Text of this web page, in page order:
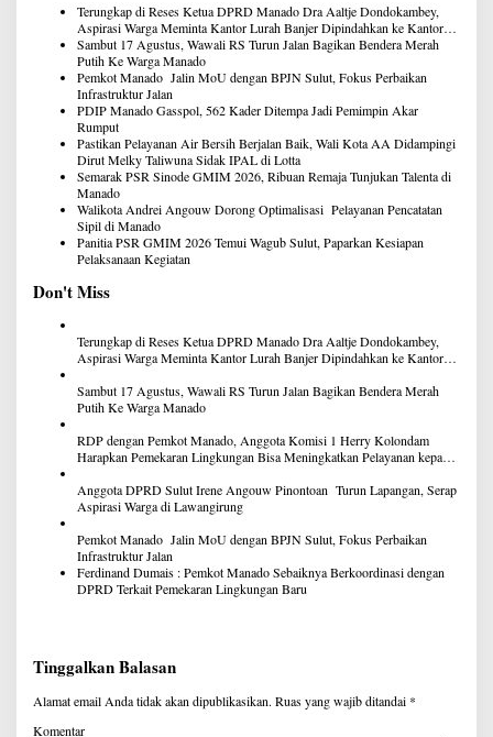
Terungkap di Reses Ketua DPRD Manado Dra Aaltje Dondokambey,
Aspirasi Warga Meminta Kantor Lurah Banjer Dipindahkan ke Kantor
DLH Manado
Sambut 17 Agustus, Wawali RS Turun Jalan Bagikan Bendera Merah
Putih Ke Warga Manado
Pemkot Manado Jalin MoU dengan BPJN Sulut, Fokus Perbaikan
Infrastruktur Jalan
PDIP Manado Gasspol, 562 Kader Ditempa Jadi Pemimpin Akar
Rumput
Pastikan Pelayanan Air Bersih Berjalan Baik, Wali Kota AA Didampingi
Dirut Melky Taliwuna Sidak IPAL di Lotta
Semarak PSR Sinode GMIM 2026, Ribuan Remaja Tunjukan Talenta di
Manado
Walikota Andrei Angouw Dorong Optimalisasi Pelayanan Pencatatan
Sipil di Manado
Panitia PSR GMIM 2026 Temui Wagub Sulut, Paparkan Kesiapan
Pelaksanaan Kegiatan
Don't Miss
Terungkap di Reses Ketua DPRD Manado Dra Aaltje Dondokambey,
Aspirasi Warga Meminta Kantor Lurah Banjer Dipindahkan ke Kantor
Sambut 17 Agustus, Wawali RS Turun Jalan Bagikan Bendera Merah
Putih Ke Warga Manado
RDP dengan Pemkot Manado, Anggota Komisi 1 Herry Kolondam
Harapkan Pemekaran Lingkungan Bisa Meningkatkan Pelayanan kepada
Anggota DPRD Sulut Irene Angouw Pinontoan Turun Lapangan, Serap
Aspirasi Warga di Lawangirung
Pemkot Manado Jalin MoU dengan BPJN Sulut, Fokus Perbaikan
Infrastruktur Jalan
Ferdinand Dumais : Pemkot Manado Sebaiknya Berkoordinasi dengan
DPRD Terkait Pemekaran Lingkungan Baru
Tinggalkan Balasan
Alamat email Anda tidak akan dipublikasikan. Ruas yang wajib ditandai *
Komentar